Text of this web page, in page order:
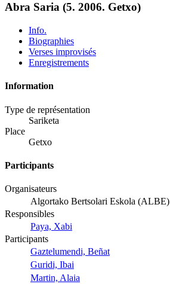
Abra Saria (5. 2006. Getxo)
Info.
Biographies
Verses improvisés
Enregistrements
Information
Type de représentation
Sariketa
Place
Getxo
Participants
Organisateurs
Algortako Bertsolari Eskola (ALBE)
Responsibles
Paya, Xabi
Participants
Gaztelumendi, Beñat
Guridi, Ibai
Martin, Alaia